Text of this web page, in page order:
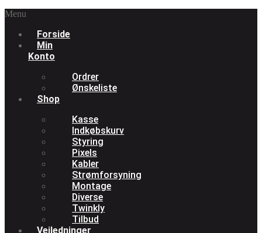
Menu
Forside
Min
Konto
Ordrer
Ønskeliste
Shop
Kasse
Indkøbskurv
Styring
Pixels
Kabler
Strømforsyning
Montage
Diverse
Twinkly
Tilbud
Vejledninger